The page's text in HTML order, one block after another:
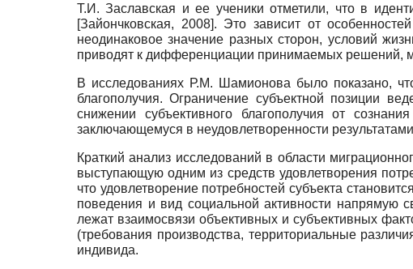
Т.И. Заславская и ее ученики отметили, что в
[Зайончковская, 2008]. Это зависит от
неодинаковое значение разных сторон, условий
приводят к дифференциации принимаемых решений,
В исследованиях Р.М. Шамионова было показано,
благополучия. Ограничение субъектной позиции
снижении субъективного благополучия от
заключающемуся в неудовлетворенности
Краткий анализ исследований в области
выступающую одним из средств удовлетворения
что удовлетворение потребностей субъекта
поведения и вид социальной активности напрямую
лежат взаимосвязи объективных и субъективных
(требования производства, территориальные
индивида.